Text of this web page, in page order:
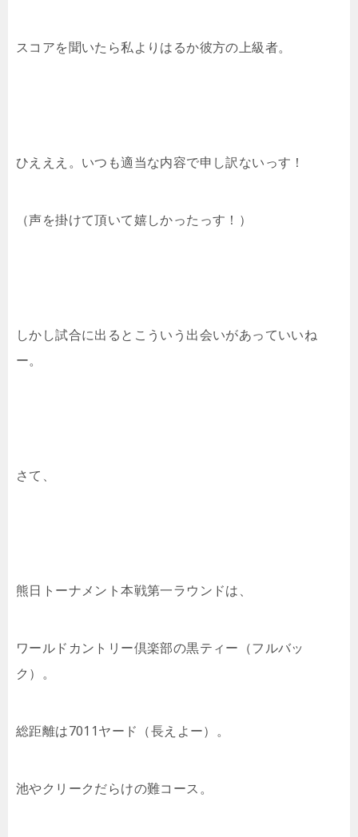
スコアを聞いたら私よりはるか彼方の上級者。
ひえええ。いつも適当な内容で申し訳ないっす！
（声を掛けて頂いて嬉しかったっす！）
しかし試合に出るとこういう出会いがあっていいね
ー。
さて、
熊日トーナメント本戦第一ラウンドは、
ワールドカントリー倶楽部の黒ティー（フルバッ
ク）。
総距離は7011ヤード（長えよー）。
池やクリークだらけの難コース。